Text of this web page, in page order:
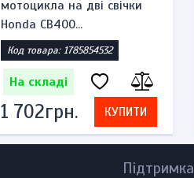
мотоцикла на дві свічки
Honda CB400...
Код товара: 1785854532
На складі
1 702грн. КУПИТИ
Підтримка